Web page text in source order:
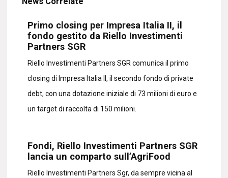
Primo closing per Impresa Italia II, il
fondo gestito da Riello Investimenti
Partners SGR
Riello Investimenti Partners SGR comunica il primo
closing di Impresa Italia II, il secondo fondo di private
debt, con una dotazione iniziale di 73 milioni di euro e
un target di raccolta di 150 milioni.
Fondi, Riello Investimenti Partners SGR
lancia un comparto sull’AgriFood
Riello Investimenti Partners Sgr, da sempre vicina al